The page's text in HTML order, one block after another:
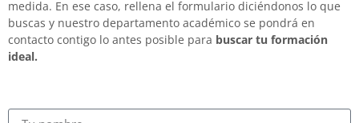
medida. En ese caso, rellena el formulario diciéndonos lo que
buscas y nuestro departamento académico se pondrá en
contacto contigo lo antes posible para buscar tu formación
ideal.